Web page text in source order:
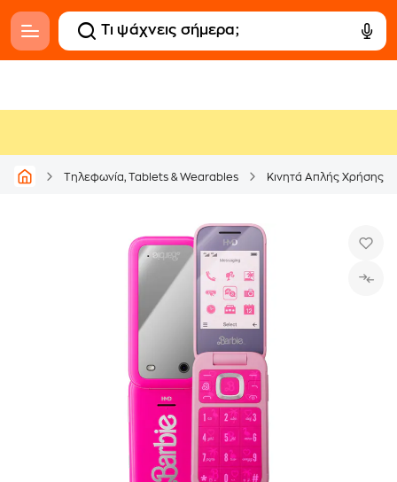
Τηλεφωνία, Tablets & Wearables Κινητά Απλής Χρήσης